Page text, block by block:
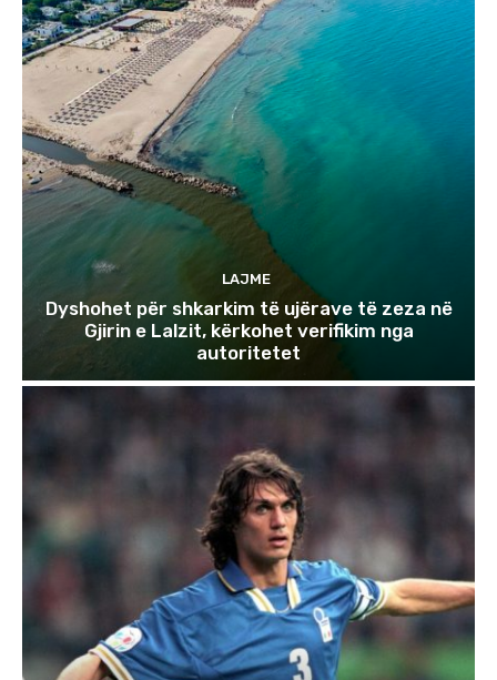
LAJME
Dyshohet për shkarkim të ujërave të zeza në
Gjirin e Lalzit, kërkohet verifikim nga
autoritetet